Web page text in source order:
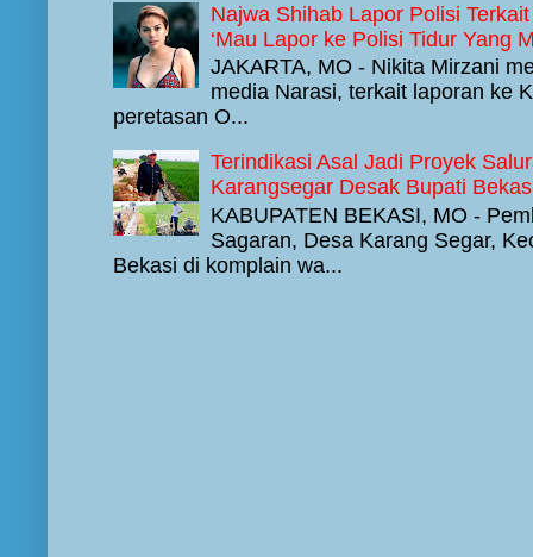
Najwa Shihab Lapor Polisi
‘Mau Lapor ke Polisi Tidur Yang
JAKARTA, MO - Nikita Mirzani
media Narasi, terkait laporan ke
peretasan O...
Terindikasi Asal Jadi Proyek
Karangsegar Desak Bupati
KABUPATEN BEKASI, MO -
Sagaran, Desa Karang Segar,
Bekasi di komplain wa...